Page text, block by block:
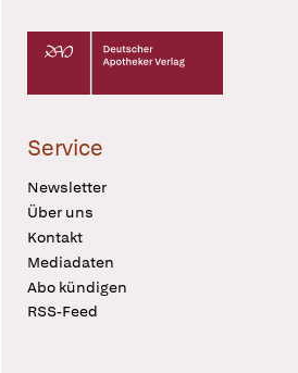
Deutscher Apotheker Verlag Logo
Service
Newsletter
Über uns
Kontakt
Mediadaten
Abo kündigen
RSS-Feed